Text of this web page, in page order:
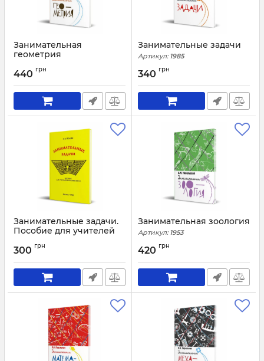
Занимательная
геометрия
440 грн
Занимательные задачи
Артикул: 1985
340 грн
Занимательные задачи.
Пособие для учителей
Артикул:
300 грн
Занимательная зоология
Артикул: 1953
420 грн